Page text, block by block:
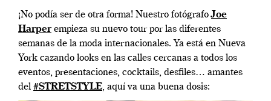
¡No podía ser de otra forma! Nuestro fotógrafoJoe
Harperempieza su nuevo tour por las diferentes
semanas de la moda internacionales. Ya está en Nueva
York cazando looks en las calles cercanas a todos los
eventos, presentaciones, cocktails, desfiles… amantes
del #STRETSTYLE, aquí va una buena dosis: